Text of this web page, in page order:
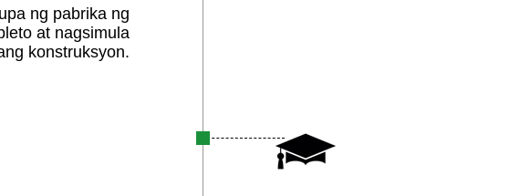
ng pabrika ng
at nagsimula
konstruksyon.